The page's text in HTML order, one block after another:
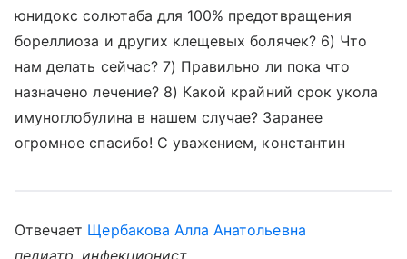
юнидокс солютаба для 100% предотвращения
бореллиоза и других клещевых болячек? 6) Что
нам делать сейчас? 7) Правильно ли пока что
назначено лечение? 8) Какой крайний срок укола
имуноглобулина в нашем случае? Заранее
огромное спасибо! С уважением, константин
Отвечает Щербакова Алла Анатольевна
педиатр, инфекционист